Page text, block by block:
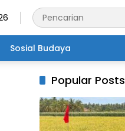
Sosial Budaya
Popular Posts